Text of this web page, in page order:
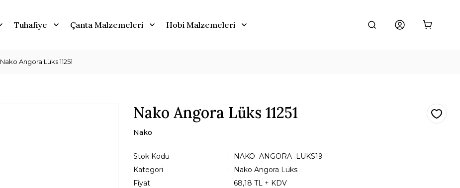
Tuhafiye Çanta Malzemeleri Hobi Malzemeleri
Nako Angora Lüks 11251
Nako Angora Lüks 11251
Nako
Stok Kodu
NAKO_ANGORA_LUKS19
Kategori
Nako Angora Lüks
Fiyat
68,18 TL + KDV